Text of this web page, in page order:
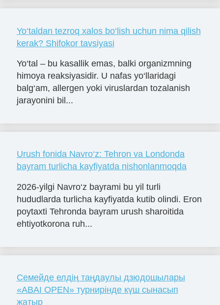
Yo‘taldan tezroq xalos bo‘lish uchun nima qilish
kerak? Shifokor tavsiyasi
Yo‘tal – bu kasallik emas, balki organizmning
himoya reaksiyasidir. U nafas yo‘llaridagi
balg‘am, allergen yoki viruslardan tozalanish
jarayonini bil...
Urush fonida Navro‘z: Tehron va Londonda
bayram turlicha kayfiyatda nishonlanmoqda
2026-yilgi Navro‘z bayrami bu yil turli
hududlarda turlicha kayfiyatda kutib olindi. Eron
poytaxti Tehronda bayram urush sharoitida
ehtiyotkorona ruh...
Семейде елдің таңдаулы дзюдошылары
«ABAI OPEN» турнирінде күш сынасып
жатыр